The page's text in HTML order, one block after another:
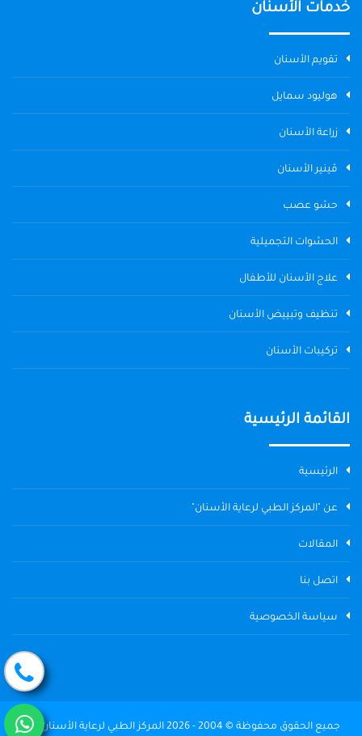
خدمات الأسنان
تقويم الأسنان
هوليود سمايل
زراعة الأسنان
ڤينير الأسنان
حشو عصب
الحشوات التجميلية
علاج الأسنان للأطفال
تنظيف وتبييض الأسنان
تركيبات الأسنان
القائمة الرئيسية
الرئيسية
عن "المركز الطبي لرعاية الأسنان"
المقالات
اتصل بنا
سياسة الخصوصية
جميع الحقوق محفوظة © 2004 - 2026 المركز الطبي لرعاية الأسنان The